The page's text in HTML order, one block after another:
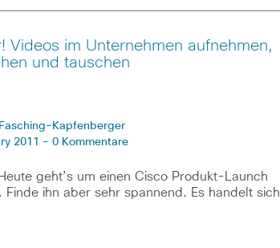
Videos im Unternehmen aufnehmen,
und tauschen
Kapfenberger
2011 - 0 Kommentare
geht’s um einen Cisco Produkt-Launch
Finde ihn aber sehr spannend. Es handelt sich